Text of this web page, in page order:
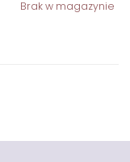
Brak w magazynie